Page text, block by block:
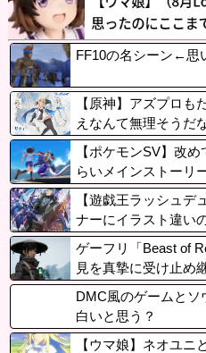
FF10の名シーン←思
【原神】アズプロも
えなんて無理そうだ
【ポケモンSV】改
らいメインストーリ
【遊戯王ラッシュデ
ナーにイラスト違い
「救惺の轟拳 フィス
ゲーフリ「Beast of
見を真摯に受け止め
DMC風のゲームとソ
白いと思う？
【ウマ娘】ネオユニ